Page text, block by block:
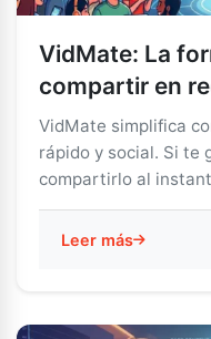
VidMate: La
compartir en
VidMate simplifica
rápido y social. Si te
compartirlo al
Leer más